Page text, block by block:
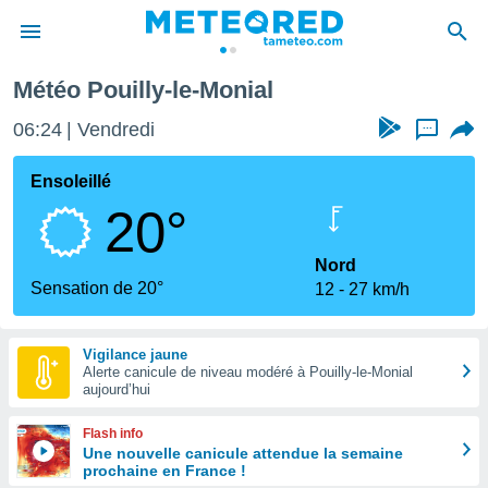
de
Météo Pouilly-le-Monial
06:24 Vendredi ...
Ensoleillé
20°
Sensation de 20°
Nord
12
27 km/h
Vigilance jaune
Alerte canicule de niveau modéré à Pouilly-le-Monial
aujourd’hui
Flash info
Une nouvelle canicule attendue la semaine
prochaine en France !